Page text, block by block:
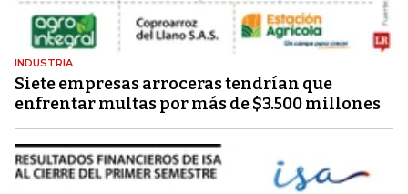
INDUSTRIA
Siete empresas arroceras tendrían que
enfrentar multas por más de $3.500 millones